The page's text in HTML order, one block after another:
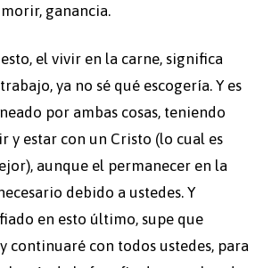
ganancia.
el vivir en la carne, significa
ya no sé qué escogería. Y es
por ambas cosas, teniendo
y estar con un Cristo (lo cual es
aunque el permanecer en la
debido a ustedes. Y
en esto último, supe que
continuaré con todos ustedes, para